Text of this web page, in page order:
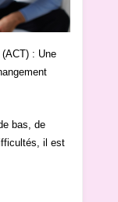
(ACT) : Une
bas, de
il est